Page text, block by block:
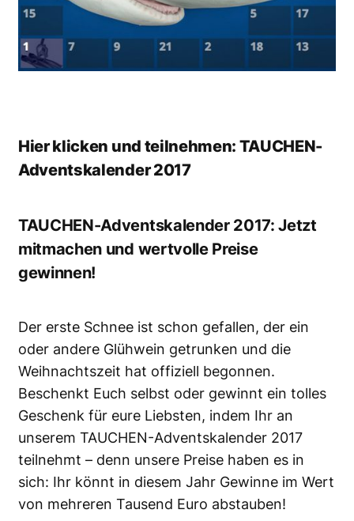
Hier klicken und teilnehmen: TAUCHEN-
Adventskalender 2017
TAUCHEN-Adventskalender 2017: Jetzt
mitmachen und wertvolle Preise
gewinnen!
Der erste Schnee ist schon gefallen, der ein
oder andere Glühwein getrunken und die
Weihnachtszeit hat offiziell begonnen.
Beschenkt Euch selbst oder gewinnt ein tolles
Geschenk für eure Liebsten, indem Ihr an
unserem TAUCHEN-Adventskalender 2017
teilnehmt – denn unsere Preise haben es in
sich: Ihr könnt in diesem Jahr Gewinne im Wert
von mehreren Tausend Euro abstauben!